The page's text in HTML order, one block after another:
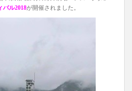
バル2018が開催されました。